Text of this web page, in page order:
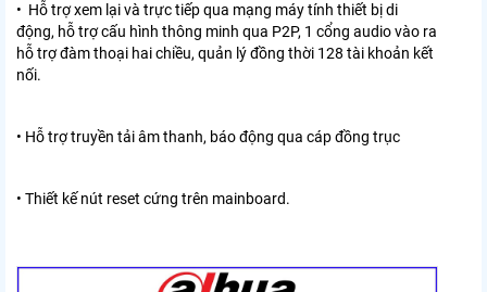
• Hỗ trợ xem lại và trực tiếp qua mạng máy tính thiết bị di
động, hỗ trợ cấu hình thông minh qua P2P, 1 cổng audio vào ra
hỗ trợ đàm thoại hai chiều, quản lý đồng thời 128 tài khoản kết
nối.
• Hỗ trợ truyền tải âm thanh, báo động qua cáp đồng trục
• Thiết kế nút reset cứng trên mainboard.